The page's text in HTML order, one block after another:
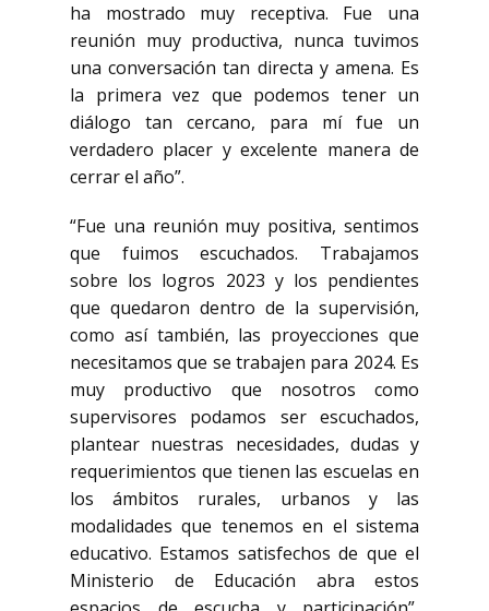
ha mostrado muy receptiva. Fue una
reunión muy productiva, nunca tuvimos
una conversación tan directa y amena. Es
la primera vez que podemos tener un
diálogo tan cercano, para mí fue un
verdadero placer y excelente manera de
cerrar el año”.
“Fue una reunión muy positiva, sentimos
que fuimos escuchados. Trabajamos
sobre los logros 2023 y los pendientes
que quedaron dentro de la supervisión,
como así también, las proyecciones que
necesitamos que se trabajen para 2024. Es
muy productivo que nosotros como
supervisores podamos ser escuchados,
plantear nuestras necesidades, dudas y
requerimientos que tienen las escuelas en
los ámbitos rurales, urbanos y las
modalidades que tenemos en el sistema
educativo. Estamos satisfechos de que el
Ministerio de Educación abra estos